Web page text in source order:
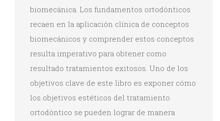
biomecánica. Los fundamentos ortodónticos
recaen en la aplicación clínica de conceptos
biomecánicos y comprender estos conceptos
resulta imperativo para obtener como
resultado tratamientos exitosos. Uno de los
objetivos clave de este libro es exponer cómo
los objetivos estéticos del tratamiento
ortodóntico se pueden lograr de manera